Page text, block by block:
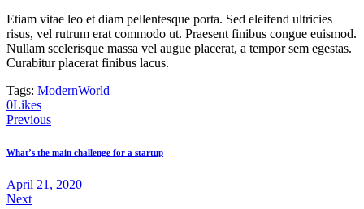
Etiam vitae leo et diam pellentesque porta. Sed eleifend ultricies
risus, vel rutrum erat commodo ut. Praesent finibus congue euismod.
Nullam scelerisque massa vel augue placerat, a tempor sem egestas.
Curabitur placerat finibus lacus.
Tags: ModernWorld
0Likes
Previous
What’s the main challenge for a startup
April 21, 2020
Next